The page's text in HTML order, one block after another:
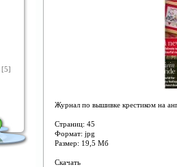
[5]
Журнал по вышивке крестиком на
Страниц: 45
Формат: jpg
Размер: 19,5 Мб
Скачать